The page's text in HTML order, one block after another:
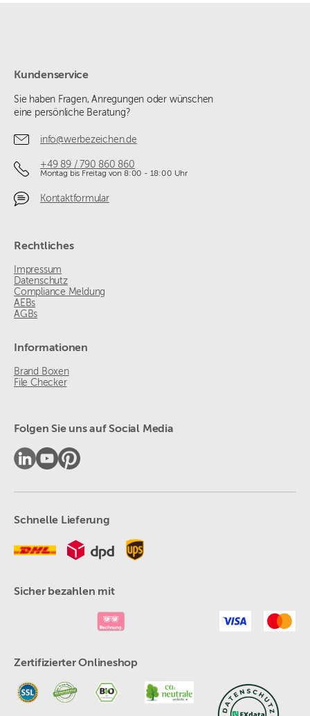
Kundenservice
Sie haben Fragen, Anregungen oder wünschen
eine persönliche Beratung?
info@werbezeichen.de
+49 89 / 790 860 860
Montag bis Freitag von 8:00 - 18:00 Uhr
Kontaktformular
Rechtliches
Impressum
Datenschutz
Compliance Meldung
AEBs
AGBs
Informationen
Brand Boxen
File Checker
Folgen Sie uns auf Social Media
Schnelle Lieferung
Sicher bezahlen mit
Zertifizierter Onlineshop